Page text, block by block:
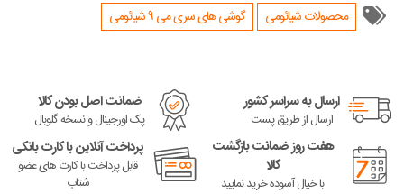
محصولات شیائومی گوشی های سری می 9 شیائومی
ارسال به سراسر کشور
ارسال از طریق پست
ضمانت اصل بودن کالا
پک اورجینال و نسخه گلوبال
هفت روز ضمانت بازگشت
کالا
با خیال آسوده خرید نمایید
پرداخت آنلاین با کارت بانکی
قابل پرداخت با کارت های عضو
شتاب